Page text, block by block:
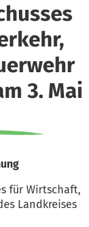
3. Mai
für Wirtschaft,
Landkreises